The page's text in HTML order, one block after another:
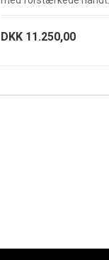
DKK 11.250,00